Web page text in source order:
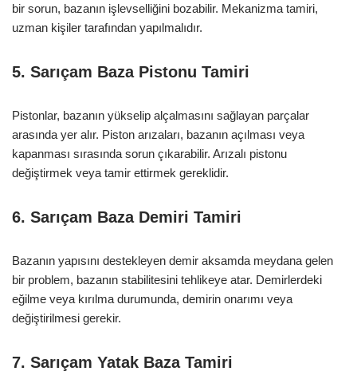
bir sorun, bazanın işlevselliğini bozabilir. Mekanizma tamiri,
uzman kişiler tarafından yapılmalıdır.
5. Sarıçam Baza Pistonu Tamiri
Pistonlar, bazanın yükselip alçalmasını sağlayan parçalar
arasında yer alır. Piston arızaları, bazanın açılması veya
kapanması sırasında sorun çıkarabilir. Arızalı pistonu
değiştirmek veya tamir ettirmek gereklidir.
6. Sarıçam Baza Demiri Tamiri
Bazanın yapısını destekleyen demir aksamda meydana gelen
bir problem, bazanın stabilitesini tehlikeye atar. Demirlerdeki
eğilme veya kırılma durumunda, demirin onarımı veya
değiştirilmesi gerekir.
7. Sarıçam Yatak Baza Tamiri